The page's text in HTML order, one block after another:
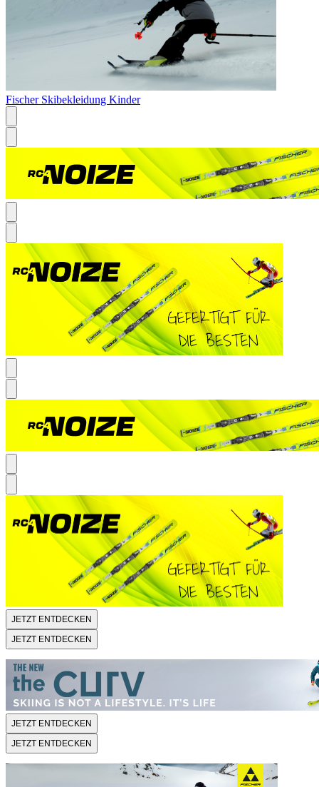
Fischer Skibekleidung Kinder
JETZT ENTDECKEN
JETZT ENTDECKEN
JETZT ENTDECKEN
JETZT ENTDECKEN